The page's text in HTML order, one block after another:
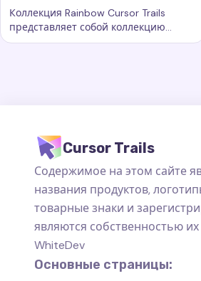
Коллекция Rainbow Cursor Trails
представляет собой коллекцию
захватывающих следов курсора
Ключевые слова:Радужная и
Cursor Trails
Содержимое на этом сайте
названия продуктов,
товарные знаки и
являются собственностью
WhiteDev
Основные страницы: